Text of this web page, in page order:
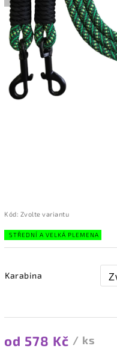
Kód: Zvolte variantu
STŘEDNÍ A VELKÁ PLEMENA
Karabina
od 578 Kč / ks